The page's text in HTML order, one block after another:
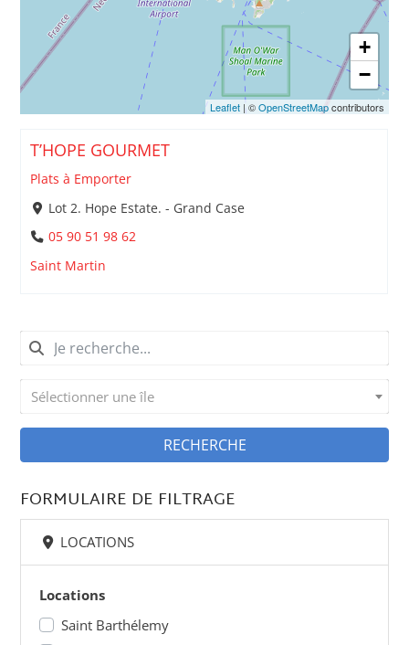
T’HOPE GOURMET
Plats à Emporter
Lot 2. Hope Estate. - Grand Case
05 90 51 98 62
Saint Martin
+
−
Leaflet| ©OpenStreetMapcontributors
Sélectionner une île
RECHERCHE
FORMULAIRE DE FILTRAGE
LOCATIONS
Locations
Saint Barthélemy